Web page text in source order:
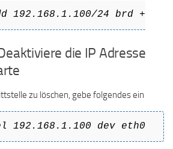
192.168.1.100/24 brd +
die IP Adresse
zu löschen, gebe folgendes ein
192.168.1.100 dev eth0